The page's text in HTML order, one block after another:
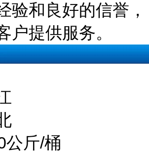
验和良好的信誉，
户提供服务。
公斤/桶